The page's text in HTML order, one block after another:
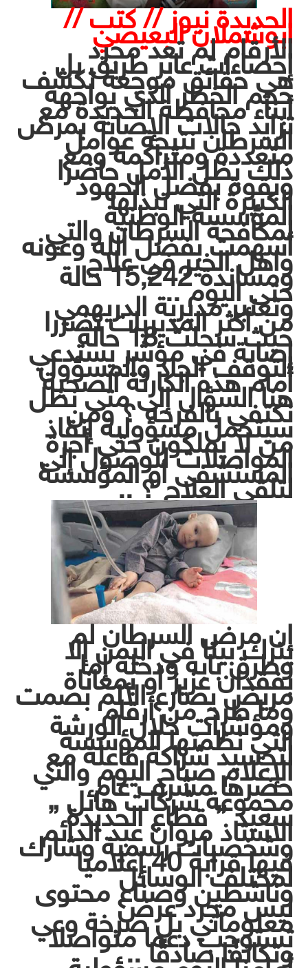
الحديدة نيوز // كتب //
ابوشملان البعيصي
الأرقام لم تعد مجرد
إحصاءات عابر طريق بل
هي حقائق موجعة تكشف
حجم الخطر الذي يواجهه
أبناء محافظة الحديدة مع
تزايد حالات الإصابة بمرض
السرطان نتيجة عوامل
متعددة ومتراكمة ومع
ذلك يظل الأمل حاضرا
وبقوة بفضل الجهود
الكبيرة التي تبذلها
المؤسسة الوطنية
لمكافحة السرطان والتي
أسهمت بفضل الله وعونه
واهل الخير في علاجومساندة 15,242 حالة حتى اليوم ..
وتعتبر مديرية الدريهمي
من أكثر المديريات تضررا
حيث سجلت 18 حالة
إصابة في مؤشر يستدعي
التوقف الجاد والمسؤول
أمام هذه الكارثة الصحية
هنا السؤال إلى متى نظل
نكتفي بالفرجه ؟ ومن
سيتحمل مسؤولية إنقاذ
من لا يملكون حتى أجرة
المواصلات للوصول إلى
المستشفى أو المؤسسة
لتلقي العلاج ؟ ..
إن مرض السرطان لم
يترك بيتا في اليمن إلا
وطرق بابه ودخله إما
بفقدان عزيز أو بمعاناة
مريض يصارع الألم بصمت
وما طرح من أرقام
ومؤشرات خلال الورشة
التي نظمتها المؤسسة
لتجسيد شراكة فاعلة مع
الإعلام صباح اليوم والتي
حضرها مشرف عام
مجموعة شركات هائل
سعيد ” قطاع الحديدة ”
الأستاذ مروان عبد الدائم
وشخصيات رسمية وشارك
فيها قرابة 40 إعلاميالمختلف الوسائل
وناشطين وصناع محتوى
ليس مجرد عرض
معلوماتي بل صرخة وعي
تستوجب دعما متواصلا
وتكاتفًا صادقًا ..